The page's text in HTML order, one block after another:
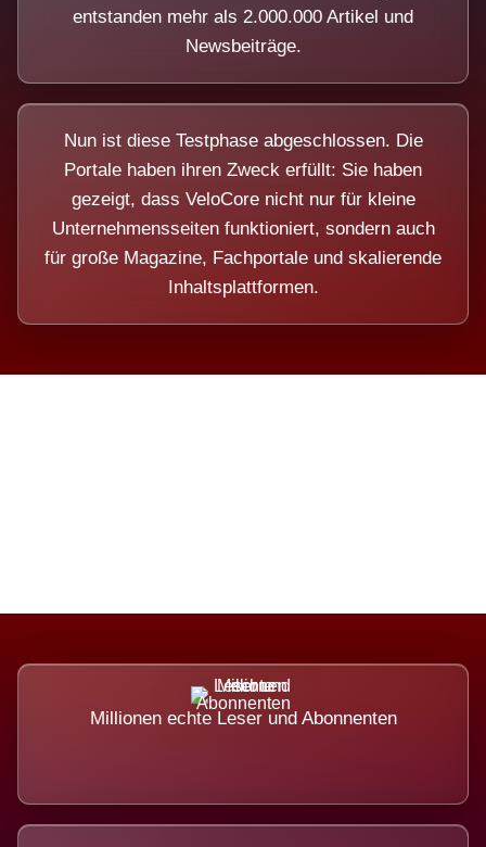
entstanden mehr als 2.000.000 Artikel und
Newsbeiträge.
Nun ist diese Testphase abgeschlossen. Die
Portale haben ihren Zweck erfüllt: Sie haben
gezeigt, dass VeloCore nicht nur für kleine
Unternehmensseiten funktioniert, sondern auch
für große Magazine, Fachportale und skalierende
Inhaltsplattformen.
Millionen echte Leser und Abonnenten